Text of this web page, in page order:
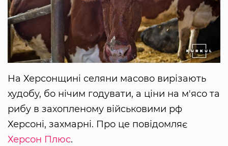
На Херсонщині селяни масово вирізають
худобу, бо нічим годувати, а ціни на м'ясо та
рибу в захопленому військовими рф
Херсоні, захмарні. Про це повідомляє
Херсон Плюс.